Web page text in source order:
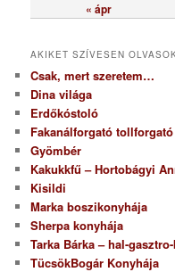
« ápr
AKIKET SZÍVESEN
Csak, mert szeretem…
Dina világa
Erdőkóstoló
Fakanálforgató tollforgató
Gyömbér
Kakukkfű – Hortobágyi
Kisildi
Marka boszikonyhája
Sherpa konyhája
Tarka Bárka – hal-
TücsökBogár Konyhája